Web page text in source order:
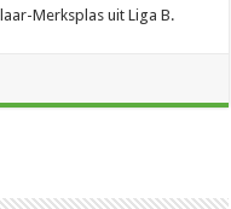
Merksplas uit Liga B.